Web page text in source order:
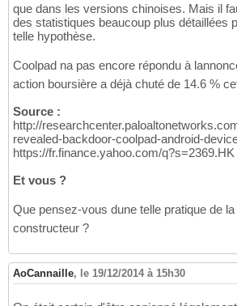
que dans les versions chinoises. Mais il
des statistiques beaucoup plus détaillées
telle hypothèse.
Coolpad na pas encore répondu à
action boursière a déjà chuté de 14.6 %
Source :
http://
revealed-backdoor-coolpad-android-
https://fr.finance.yahoo.com/q?s=2369.HK
Et vous ?
Que pensez-vous dune telle pratique de la
constructeur ?
AoCannaille, le 19/12/2014 à 15h30